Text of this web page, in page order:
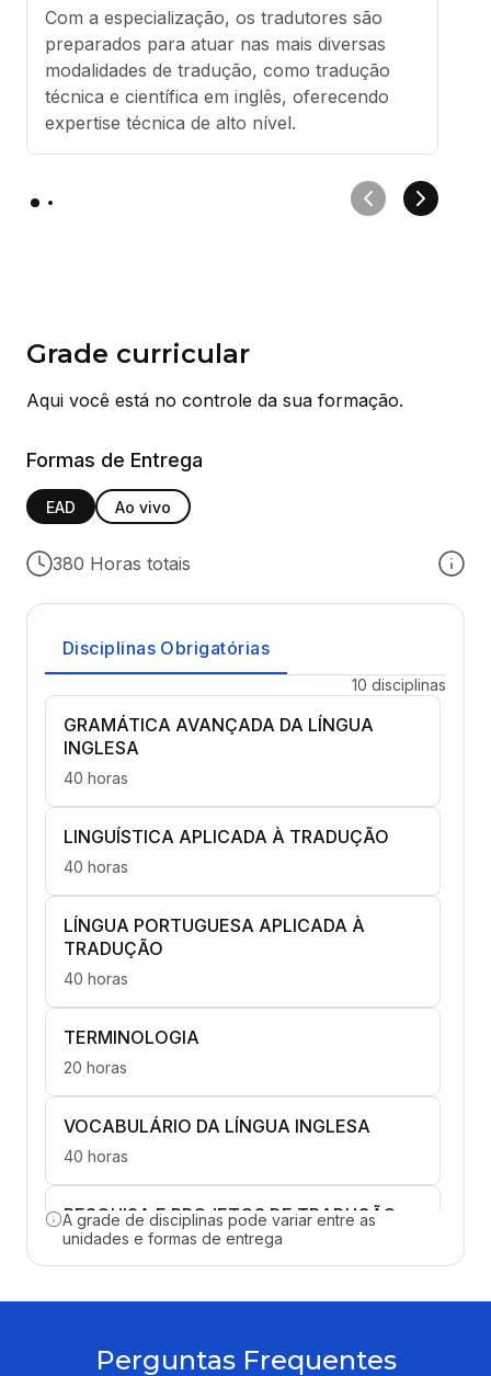
Com a especialização, os tradutores são
preparados para atuar nas mais diversas
modalidades de tradução, como tradução
técnica e científica em inglês, oferecendo
expertise técnica de alto nível.
Grade curricular
Aqui você está no controle da sua formação.
Formas de Entrega
EAD Ao vivo
380 Horas totais
Disciplinas Obrigatórias
10 disciplinas
GRAMÁTICA AVANÇADA DA LÍNGUA
INGLESA
40 horas
LINGUÍSTICA APLICADA À TRADUÇÃO
40 horas
LÍNGUA PORTUGUESA APLICADA À
TRADUÇÃO
40 horas
TERMINOLOGIA
20 horas
VOCABULÁRIO DA LÍNGUA INGLESA
40 horas
PESQUISA E PROJETOS DE TRADUÇÃO -
INGLÊS
40 horas
INGLÊS
A grade de disciplinas pode variar entre as
unidades e formas de entrega
Perguntas Frequentes